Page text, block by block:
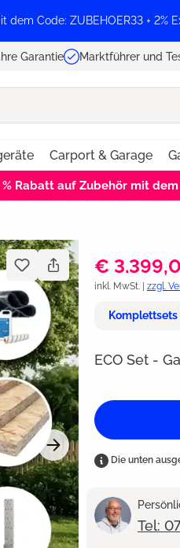
dem Code: ZUBEHOER33 + 2%
Garantie Marktführer und
Carport & Garage
Rabatt auf Zubehör mit dem
€
inkl. MwSt. | zzgl.
ECO Set -
Die unten
Tel: